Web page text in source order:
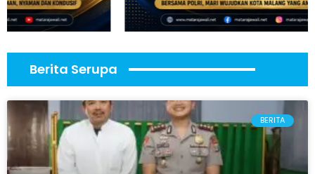
Berita Serupa
BERITA